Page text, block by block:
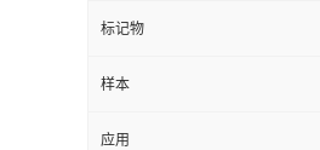
标记物
样本
应用